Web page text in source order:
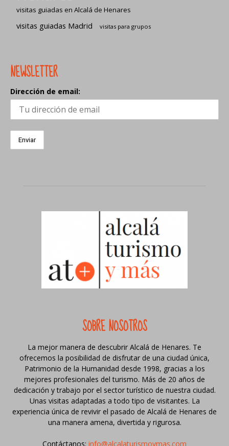
visitas guiadas en Alcalá de Henares
visitas guiadas Madrid visitas para grupos
NEWSLETTER
Dirección de email:
SOBRE NOSOTROS
La mejor manera de descubrir Alcalá de Henares. Te
ofrecemos la posibilidad de disfrutar de una ciudad única,
Patrimonio de la Humanidad desde 1998, gracias a los
mejores profesionales del turismo. Más de 20 años de
dedicación y trabajo por el sector turístico de nuestra ciudad.
Unas visitas adaptadas a todo tipo de visitantes. La
experiencia única de revivir el pasado de Alcalá de Henares de
una manera amena, divertida y rigurosa.
Contáctanos: info@alcalaturismoymas.com